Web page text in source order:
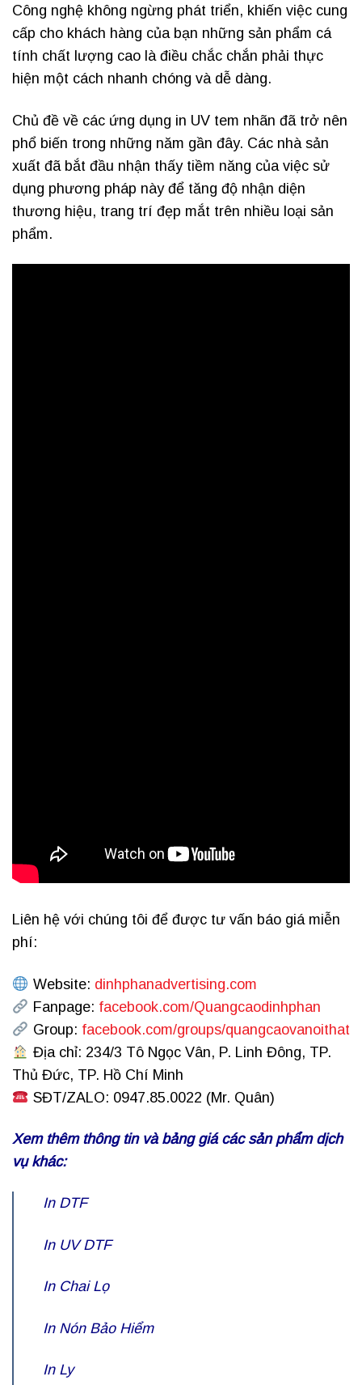
Công nghệ không ngừng phát triển, khiến việc cung
cấp cho khách hàng của bạn những sản phẩm cá
tính chất lượng cao là điều chắc chắn phải thực
hiện một cách nhanh chóng và dễ dàng.
Chủ đề về các ứng dụng in UV tem nhãn đã trở nên
phổ biến trong những năm gần đây. Các nhà sản
xuất đã bắt đầu nhận thấy tiềm năng của việc sử
dụng phương pháp này để tăng độ nhận diện
thương hiệu, trang trí đẹp mắt trên nhiều loại sản
phẩm.
Liên hệ với chúng tôi để được tư vấn báo giá miễn
phí:
Website: dinhphanadvertising.com
Fanpage: facebook.com/Quangcaodinhphan
Group: facebook.com/groups/quangcaovanoithat
Địa chỉ: 234/3 Tô Ngọc Vân, P. Linh Đông, TP.
Thủ Đức, TP. Hồ Chí Minh
SĐT/ZALO: 0947.85.0022 (Mr. Quân)
Xem thêm thông tin và bảng giá các sản phẩm dịch
vụ khác:
In DTF
In UV DTF
In Chai Lọ
In Nón Bảo Hiểm
In Ly